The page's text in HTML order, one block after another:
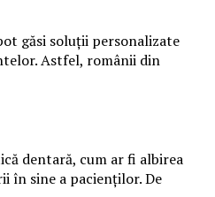
găsi soluții personalizate
Astfel, românii din
dentară, cum ar fi albirea
în sine a pacienților. De